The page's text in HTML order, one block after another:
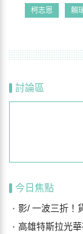
柯志恩 賴
討論區
今日焦點
影/ 一波三折！貨
高雄特斯拉光華